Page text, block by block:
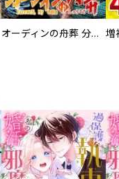
オーディンの舟葬 分冊版